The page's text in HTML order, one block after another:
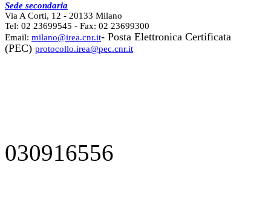
Sede secondaria
Via A Corti, 12 - 20133 Milano
Tel: 02 23699545 - Fax: 02 23699300
Email: milano@irea.cnr.it- Posta Elettronica Certificata
(PEC) protocollo.irea@pec.cnr.it
030916556